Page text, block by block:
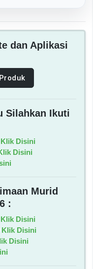
dan Aplikasi
Silahkan Ikuti
Klik Disini
Disini
Murid
:
Klik Disini
Klik Disini
Disini